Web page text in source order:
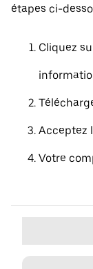
étapes ci-
Cliquez
Acceptez
Votre